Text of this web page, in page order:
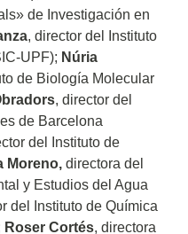
de Investigación en
, director del Instituto
UPF); Núria
de Biología Molecular
, director del
de Barcelona
del Instituto de
Moreno, directora del
y Estudios del Agua
del Instituto de Química
Roser Cortés, directora